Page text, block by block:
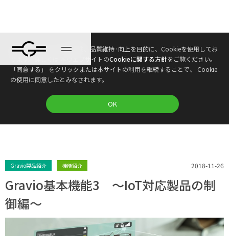
本ウェブサイトは、利便性、品質維持·向上を目的に、Cookieを使用してお
ります。詳しくは 本ウェブサイトのCookieに関する方針をご覧ください。
「同意する」 をクリックまたは本サイトの利用を継続することで、 Cookie
の使用に同意したとみなされます。
OK
ブログ
Gravio製品紹介 機能紹介 2018-11-26
Gravio基本機能3 ～IoT対応製品の制
御編～